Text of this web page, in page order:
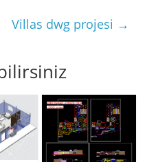
Villas dwg projesi →